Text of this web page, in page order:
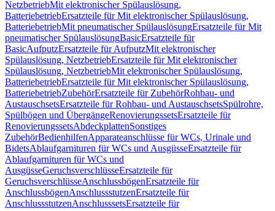
NetzbetriebMit elektronischer Spülauslösung,
BatteriebetriebErsatzteile für Mit elektronischer Spülauslösung,
BatteriebetriebMit pneumatischer SpülauslösungErsatzteile für Mit
pneumatischer SpülauslösungBasicErsatzteile für
BasicAufputzErsatzteile für AufputzMit elektronischer
Spülauslösung, NetzbetriebErsatzteile für Mit elektronischer
Spülauslösung, NetzbetriebMit elektronischer Spülauslösung,
BatteriebetriebErsatzteile für Mit elektronischer Spülauslösung,
BatteriebetriebZubehörErsatzteile für ZubehörRohbau- und
AustauschsetsErsatzteile für Rohbau- und AustauschsetsSpülrohre,
Spülbögen und ÜbergängeRenovierungssetsErsatzteile für
RenovierungssetsAbdeckplattenSonstiges
ZubehörBedienhilfenApparateanschlüsse für WCs, Urinale und
BidetsAblaufgarnituren für WCs und AusgüsseErsatzteile für
Ablaufgarnituren für WCs und
AusgüsseGeruchsverschlüsseErsatzteile für
GeruchsverschlüsseAnschlussbögenErsatzteile für
AnschlussbögenAnschlussstutzenErsatzteile für
AnschlussstutzenAnschlusssetsErsatzteile für